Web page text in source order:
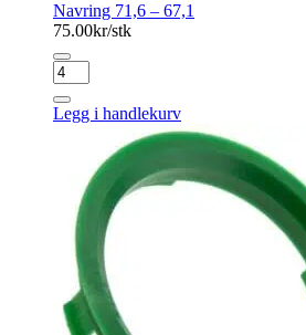
Navring 71,6 – 67,1
75.00kr/stk
Navring
71,6
-
67,1
Legg i handlekurv